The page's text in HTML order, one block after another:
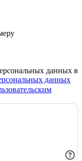
данных в
данных